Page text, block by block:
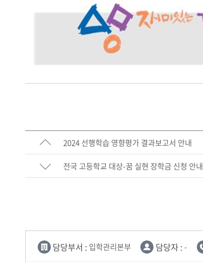
2024 선행학습 영향평가 결과보고서 안내
전국 고등학교 대상-꿈 실현 장학금 신청 안내
담당부서 : 입학관리본부 담당자 : -